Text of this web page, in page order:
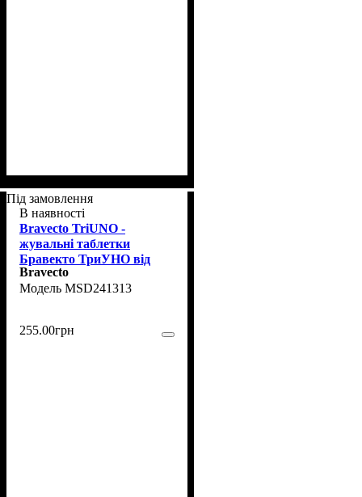
Під замовлення
В наявності
Bravecto TriUNO -
жувальні таблетки
Бравекто ТриУНО від
бліх, кліщів та глистів для
собак 1,27-2,5 кг, 1 таб
Bravecto
MSD241313
255.00грн